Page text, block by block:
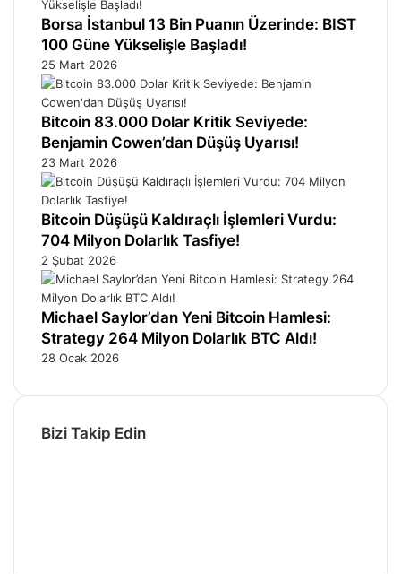
Borsa İstanbul 13 Bin Puanın Üzerinde: BIST
100 Güne Yükselişle Başladı!
25 Mart 2026
Bitcoin 83.000 Dolar Kritik Seviyede:
Benjamin Cowen’dan Düşüş Uyarısı!
23 Mart 2026
Bitcoin Düşüşü Kaldıraçlı İşlemleri Vurdu:
704 Milyon Dolarlık Tasfiye!
2 Şubat 2026
Michael Saylor’dan Yeni Bitcoin Hamlesi:
Strategy 264 Milyon Dolarlık BTC Aldı!
28 Ocak 2026
Bizi Takip Edin